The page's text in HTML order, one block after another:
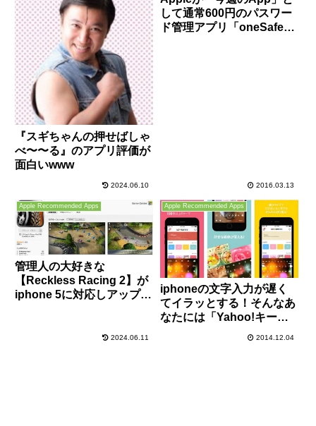
『スギちゃんの押せばしゃ
べ〜〜る』のアプリ評価が
面白いwww
2024.06.10
して通常600円のパスワー
ド管理アプリ「oneSafe」
2016.03.13
Apple Recommended Apps
管理人の大好きな
【Reckless Racing 2】が
iphone 5に対応しアップデ
2024.06.11
Apple Recommended Apps
iphoneの文字入力が遅く
てイラッとする！そんなあ
なたには「Yahoo!キーボ
2014.12.04